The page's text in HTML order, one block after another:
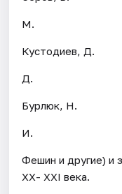
М.
Кустодиев, Д.
Д.
Бурлюк, Н.
И.
Фешин и другие) и
ХХ- ХХI века.